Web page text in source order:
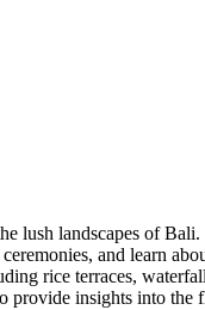
lush landscapes of Bali.
and learn
rice terraces,
insights into the